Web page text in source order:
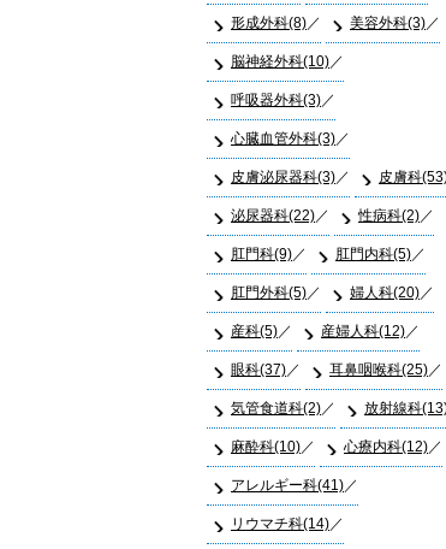
形成外科(8) 美容外科(3)
脳神経外科(10)
呼吸器外科(3)
心臓血管外科(3)
皮膚泌尿器科(3) 皮膚科
泌尿器科(22) 性病科(2)
肛門科(9) 肛門内科(5)
肛門外科(5) 婦人科(20)
産科(5) 産婦人科(12)
眼科(37) 耳鼻咽喉科(25)
気管食道科(2) 放射線科
麻酔科(10) 心療内科(12)
アレルギー科(41)
リウマチ科(14)